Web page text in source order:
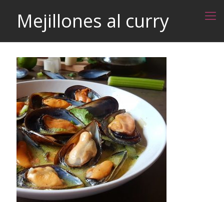
Mejillones al curry